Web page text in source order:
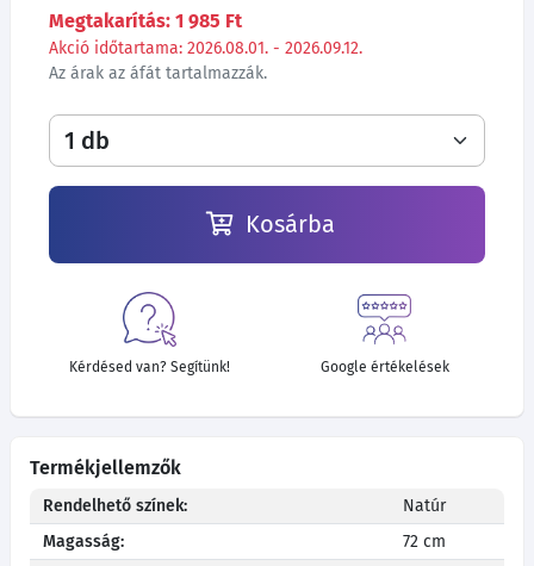
Megtakarítás: 1 985 Ft
Akció időtartama: 2026.08.01. - 2026.09.12.
Az árak az áfát tartalmazzák.
Kosárba
Kérdésed van? Segítünk! Google értékelések
Termékjellemzők
Rendelhető színek:
Natúr
Magasság:
72 cm